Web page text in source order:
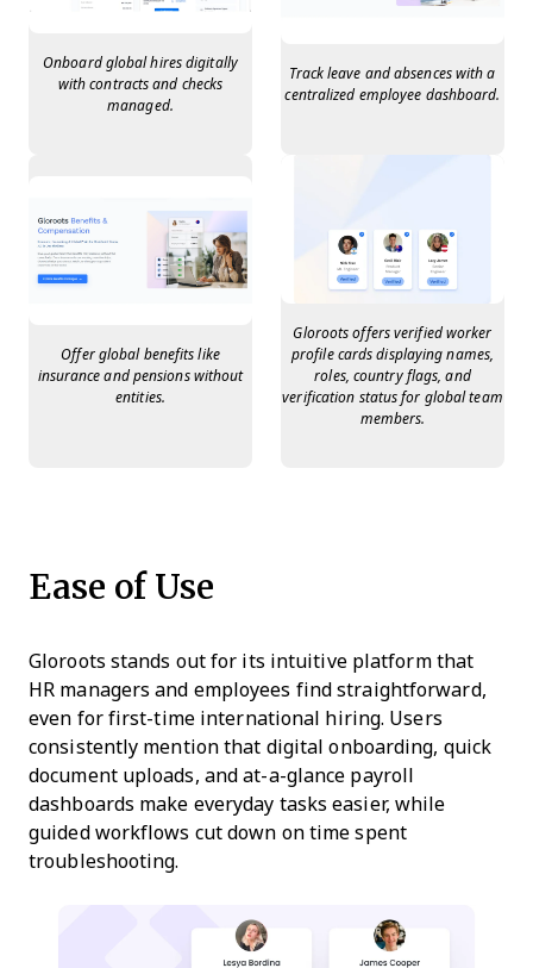
Onboard global hires digitally
with contracts and checks
managed.
Track leave and absences with a
centralized employee dashboard.
Offer global benefits like
insurance and pensions without
entities.
Gloroots offers verified worker
profile cards displaying names,
roles, country flags, and
verification status for global team
members.
Ease of Use
Gloroots stands out for its intuitive platform that
HR managers and employees find straightforward,
even for first-time international hiring. Users
consistently mention that digital onboarding, quick
document uploads, and at-a-glance payroll
dashboards make everyday tasks easier, while
guided workflows cut down on time spent
troubleshooting.